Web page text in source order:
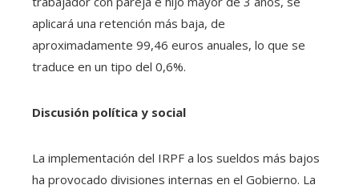
aplicará una retención más baja, de
aproximadamente 99,46 euros anuales, lo que se
traduce en un tipo del 0,6%.
Discusión política y social
La implementación del IRPF a los sueldos más bajos
ha provocado divisiones internas en el Gobierno. La